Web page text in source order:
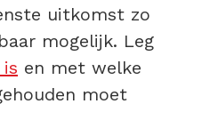
uitkomst zo
mogelijk. Leg
en met welke
moet